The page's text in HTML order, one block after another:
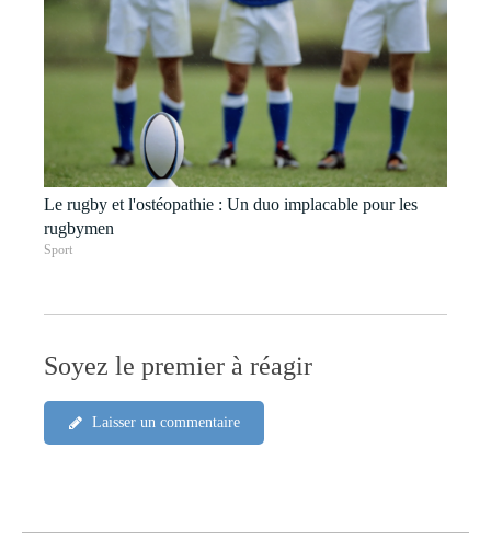
Le rugby et l'ostéopathie : Un duo implacable pour les
rugbymen
Sport
Soyez le premier à réagir
Laisser un commentaire